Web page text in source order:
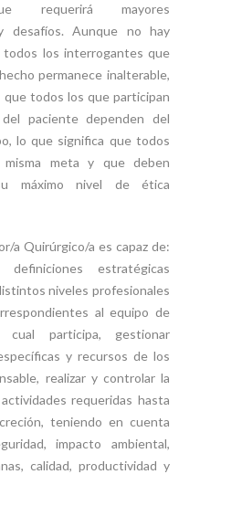
requerirá mayores
desafíos. Aunque no hay
todos los interrogantes que
permanece inalterable,
todos los que participan
paciente dependen del
lo que significa que todos
misma meta y que deben
máximo nivel de ética
a Quirúrgico/a es capaz de:
estratégicas
niveles profesionales
al equipo de
participa, gestionar
y recursos de los
realizar y controlar la
requeridas hasta
teniendo en cuenta
impacto ambiental,
calidad, productividad y